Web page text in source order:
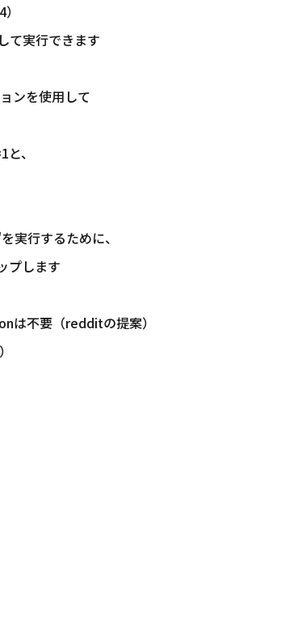
て実行できます
ンを使用して
、
行するために、
プします
は不要（redditの提案）